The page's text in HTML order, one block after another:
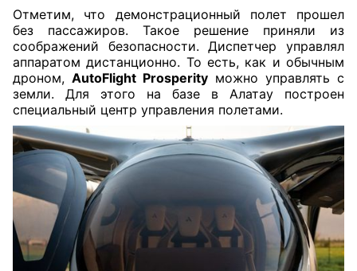
Отметим, что демонстрационный полет прошел
без пассажиров. Такое решение приняли из
соображений безопасности. Диспетчер управлял
аппаратом дистанционно. То есть, как и обычным
дроном, AutoFlight Prosperity можно управлять с
земли. Для этого на базе в Алатау построен
специальный центр управления полетами.